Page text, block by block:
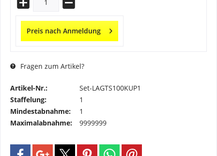
Preis nach Anmeldung
Fragen zum Artikel?
Artikel-Nr.:
Set-LAGTS100KUP1
Staffelung:
1
Mindestabnahme:
1
Maximalabnahme:
9999999